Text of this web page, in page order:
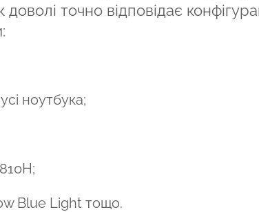
точно відповідає
ноутбука;
Blue Light тощо.